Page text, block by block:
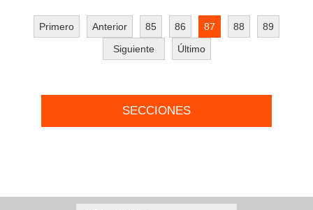
Primero Anterior 85 86 87 88
89
Siguiente
Último
SECCIONES